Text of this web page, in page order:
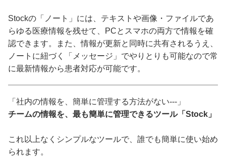
Stockの「ノート」には、テキストや画像・ファイルであ
らゆる医療情報を残せて、PCとスマホの両方で情報を確
認できます。また、情報が更新と同時に共有されるうえ、
ノートに紐づく「メッセージ」でやりとりも可能なので常
に最新情報から患者対応が可能です。
「社内の情報を、簡単に管理する方法がない---」
チームの情報を、最も簡単に管理できるツール「Stock」
これ以上なくシンプルなツールで、誰でも簡単に使い始め
られます。